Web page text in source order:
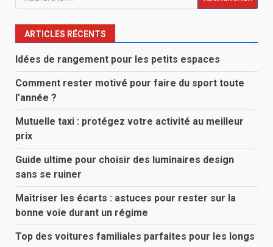
ARTICLES RÉCENTS
Idées de rangement pour les petits espaces
Comment rester motivé pour faire du sport toute
l’année ?
Mutuelle taxi : protégez votre activité au meilleur
prix
Guide ultime pour choisir des luminaires design
sans se ruiner
Maîtriser les écarts : astuces pour rester sur la
bonne voie durant un régime
Top des voitures familiales parfaites pour les longs